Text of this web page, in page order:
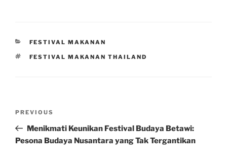
CATEGORIES
FESTIVAL MAKANAN
TAGS
FESTIVAL MAKANAN THAILAND
Previous
Post
PREVIOUS
Menikmati Keunikan Festival Budaya Betawi:
Pesona Budaya Nusantara yang Tak Tergantikan